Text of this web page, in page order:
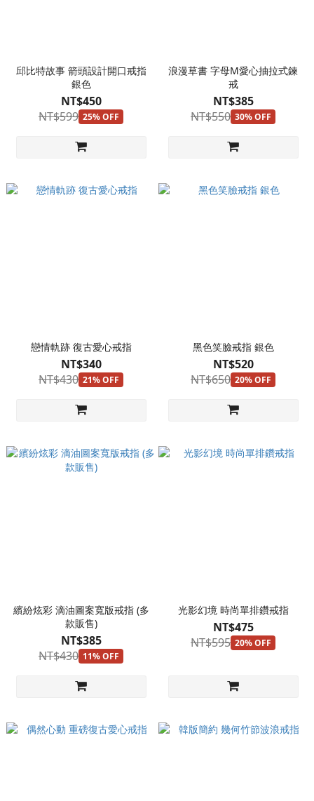
邱比特故事 箭頭設計開口戒指
銀色
NT$450
NT$599 25% OFF
浪漫草書 字母M愛心抽拉式鍊
戒
NT$385
NT$550 30% OFF
戀情軌跡 復古愛心戒指
NT$340
NT$430 21% OFF
黑色笑臉戒指 銀色
NT$520
NT$650 20% OFF
繽紛炫彩 滴油圖案寬版戒指 (多
款販售)
NT$385
NT$430 11% OFF
光影幻境 時尚單排鑽戒指
NT$475
NT$595 20% OFF